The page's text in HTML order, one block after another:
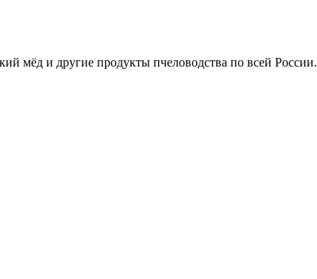
мёд и другие продукты пчеловодства по всей России.